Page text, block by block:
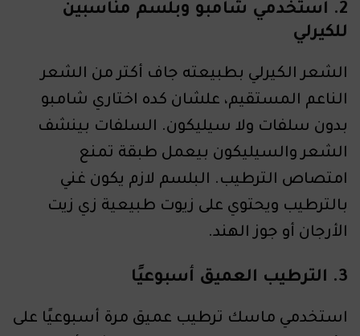
2. استخدمي شامبو وبلسم مناسبين
للكيرلي
الشعر الكيرلي بطبيعته جاف أكتر من الشعر
الناعم المستقيم، علشان كده اختاري شامبو
بدون سلفات ولا سيليكون. السلفات بينشف
الشعر والسيليكون بيعمل طبقة تمنع
امتصاص الترطيب. البلسم لازم يكون غني
بالترطيب ويحتوي على زيوت طبيعية زي زيت
الأرجان أو جوز الهند.
3. الترطيب العميق أسبوعيًا
استخدمي ماسك ترطيب عميق مرة أسبوعيًا على